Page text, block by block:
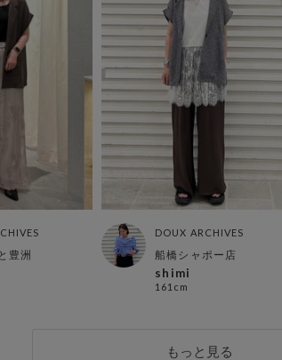
豊洲
DOUX ARCHIVES
船橋シャポー店
shimi
161cm
もっと見る